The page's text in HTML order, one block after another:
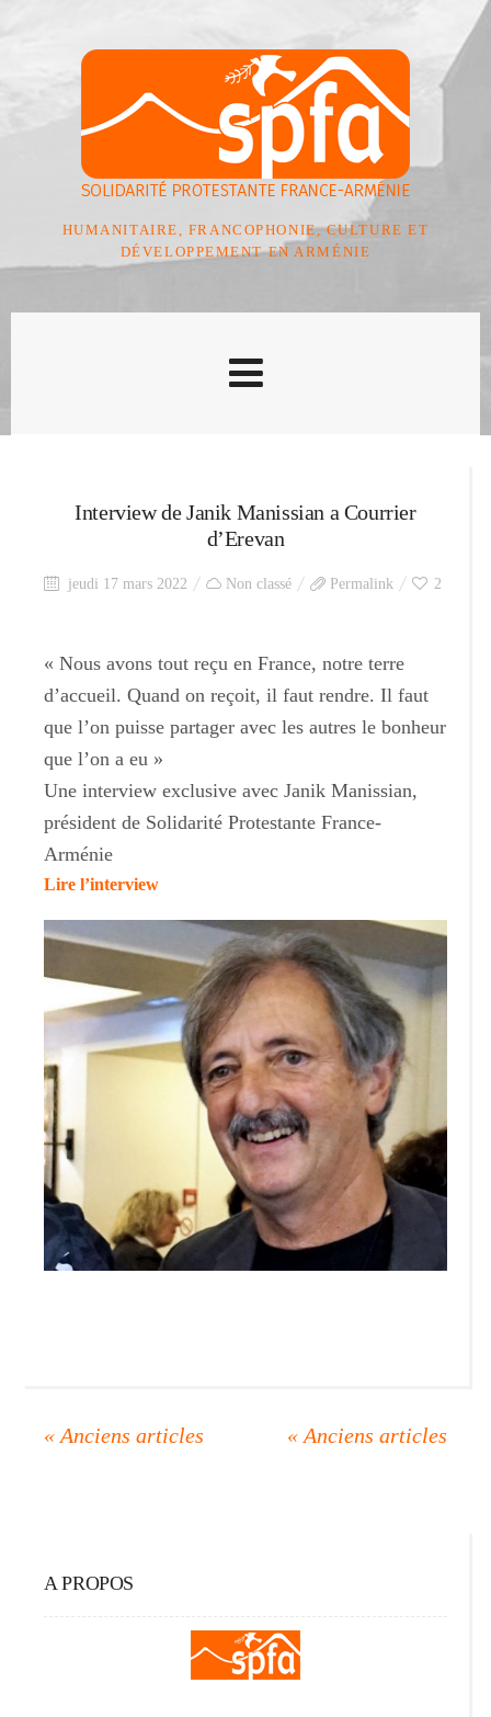
HUMANITAIRE, FRANCOPHONIE, CULTURE ET
DÉVELOPPEMENT EN ARMÉNIE
Interview de Janik Manissian a Courrier
d’Erevan
jeudi 17 mars 2022 Non classé Permalink 2
« Nous avons tout reçu en France, notre terre
d’accueil. Quand on reçoit, il faut rendre. Il faut
que l’on puisse partager avec les autres le bonheur
que l’on a eu »
Une interview exclusive avec Janik Manissian,
président de Solidarité Protestante France-
Arménie
Lire l’interview
A PROPOS